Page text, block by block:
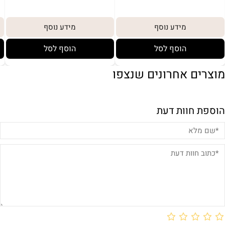
מידע נוסף
הוסף לסל
מידע נוסף
הוסף לסל
מוצרים אחרונים שנצפו
הוספת חוות דעת